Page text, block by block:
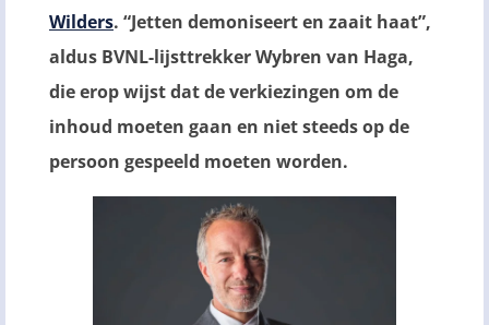
Wilders. “Jetten demoniseert en zaait haat”,
aldus BVNL-lijsttrekker Wybren van Haga,
die erop wijst dat de verkiezingen om de
inhoud moeten gaan en niet steeds op de
persoon gespeeld moeten worden.